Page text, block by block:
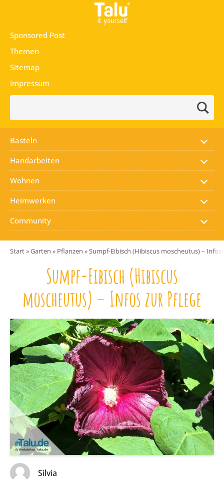
Sponsored Post
Themen
Sitemap
Impressum
Basteln
Handarbeiten
Wohnen
Heimwerken
Community
Start»Garten » Pflanzen »Sumpf-Eibisch (Hibiscus moscheutus) – Infos
Sumpf-Eibisch (Hibiscus
moscheutus) – Infos zur Pflege
Silvia